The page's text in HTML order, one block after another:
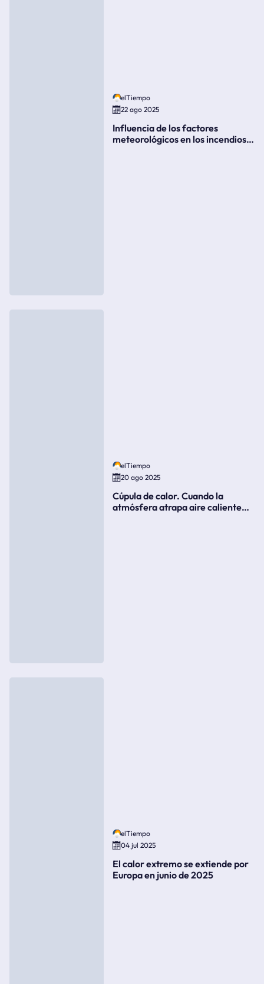
elTiempo
22 ago 2025
Influencia de los factores
meteorológicos en los incendios
elTiempo
20 ago 2025
Cúpula de calor. Cuando la
atmósfera atrapa aire caliente
elTiempo
04 jul 2025
El calor extremo se extiende por
Europa en junio de 2025